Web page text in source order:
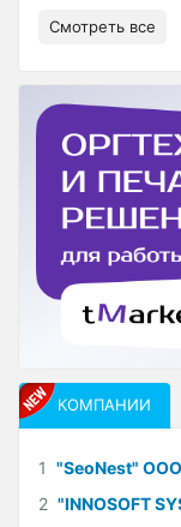
Смотреть все
КОМПАНИИ
1 "SeoNest" ООО
2 "INNOSOFT